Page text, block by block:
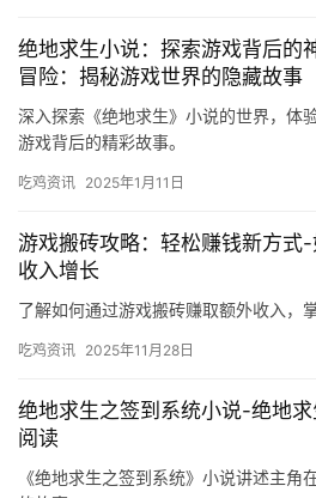
绝地求生小说：探索游戏背后的
冒险：揭秘游戏世界的隐藏故事
深入探索《绝地求生》小说的世界，体
游戏背后的精彩故事。
吃鸡资讯 2025年1月11日
游戏搬砖攻略：轻松赚钱新方式
收入增长
了解如何通过游戏搬砖赚取额外收入，
吃鸡资讯 2025年11月28日
绝地求生之签到系统小说-绝地
阅读
《绝地求生之签到系统》小说讲述主角